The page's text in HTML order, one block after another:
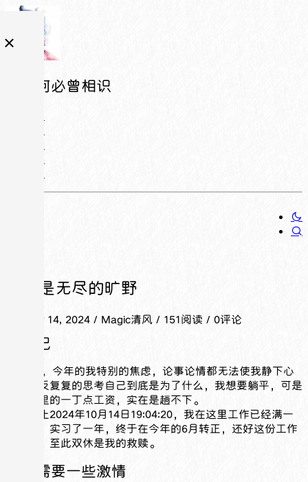
相逢何必曾相识
人生是无尽的旷野
October 14, 2024 / Magic清风 / 151阅读 / 0评论
生活记
2024年，今年的我特别的焦虑，论事论情都无法使我静下心
来，反反复复的思考自己到底是为了什么，我想要躺平，可是
看着手里的一丁点工资，实在是趟不下。
目前截止2024年10月14日19:04:20，我在这里工作已经满一
年多了，实习了一年，终于在今年的6月转正，还好这份工作
有双休，至此双休是我的救赎。
生活需要一些激情